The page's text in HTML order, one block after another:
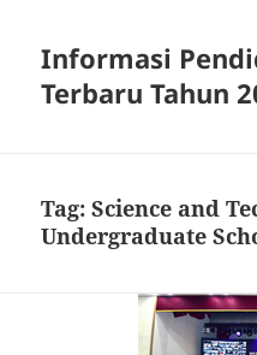
Informasi
Terbaru Tahun
Tag:Science and
Undergraduate